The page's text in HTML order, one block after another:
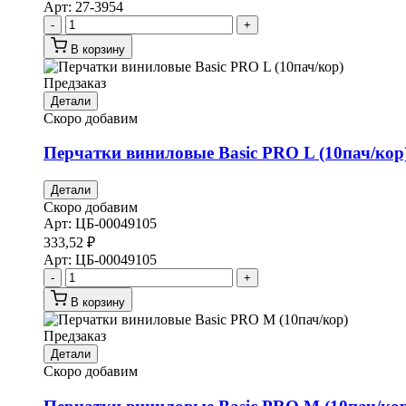
Арт: 27-3954
-
+
В корзину
Предзаказ
Детали
Скоро добавим
Перчатки виниловые Basic PRO L (10пач/
Детали
Скоро добавим
Арт: ЦБ-00049105
333,52 ₽
Арт: ЦБ-00049105
-
+
В корзину
Предзаказ
Детали
Скоро добавим